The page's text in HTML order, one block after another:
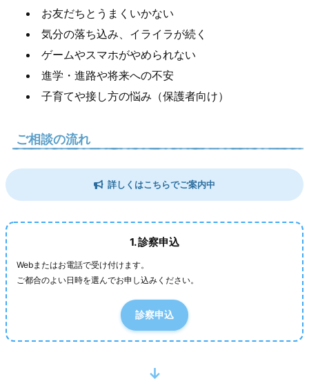
お友だちとうまくいかない
気分の落ち込み、イライラが続く
ゲームやスマホがやめられない
進学・進路や将来への不安
子育てや接し方の悩み（保護者向け）
ご相談の流れ
詳しくはこちらでご案内中
1. 診察申込
Webまたはお電話で受け付けます。
ご都合のよい日時を選んでお申し込みください。
診察申込